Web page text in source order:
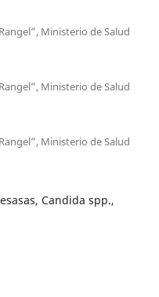
Ministerio de Salud
Ministerio de Salud
Ministerio de Salud
Candida spp.,